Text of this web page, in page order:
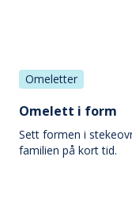
Omeletter
Omelett i form
Sett formen i
familien på kort tid.